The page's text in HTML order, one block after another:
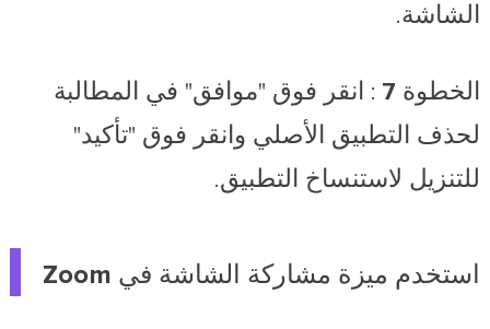
الشاشة.
الخطوة 7
: انقر فوق "موافق" في المطالبة
لحذف التطبيق الأصلي وانقر فوق "تأكيد"
للتنزيل لاستنساخ التطبيق.
استخدم ميزة مشاركة الشاشة في Zoom